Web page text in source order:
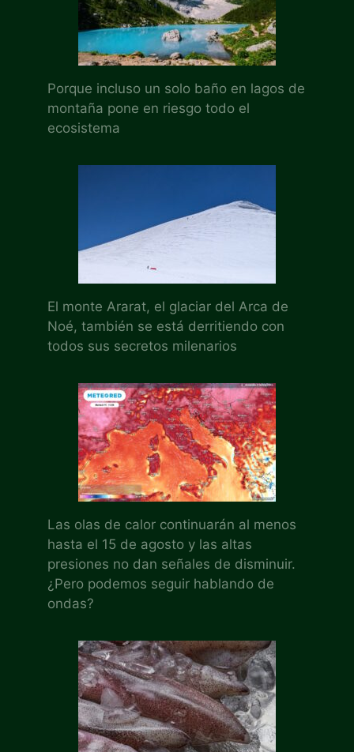
Porque incluso un solo baño en lagos de
montaña pone en riesgo todo el
ecosistema
El monte Ararat, el glaciar del Arca de
Noé, también se está derritiendo con
todos sus secretos milenarios
Las olas de calor continuarán al menos
hasta el 15 de agosto y las altas
presiones no dan señales de disminuir.
¿Pero podemos seguir hablando de
ondas?